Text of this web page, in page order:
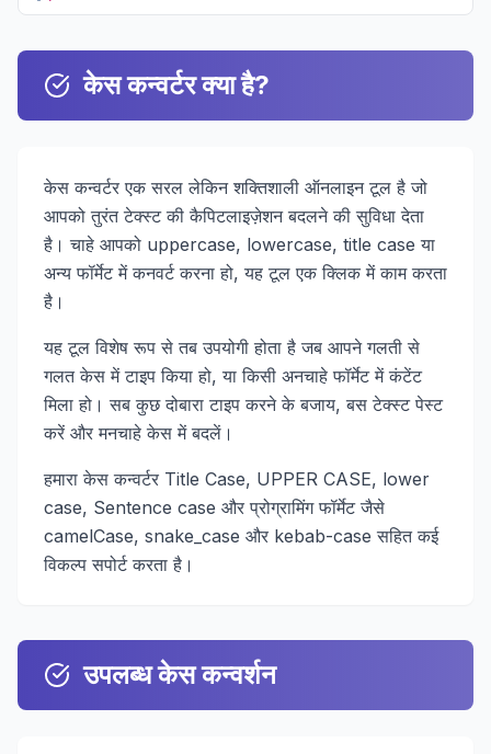
केस कन्वर्टर क्या है?
केस कन्वर्टर एक सरल लेकिन शक्तिशाली ऑनलाइन टूल है जो
आपको तुरंत टेक्स्ट की कैपिटलाइज़ेशन बदलने की सुविधा देता
है। चाहे आपको uppercase, lowercase, title case या
अन्य फॉर्मेट में कनवर्ट करना हो, यह टूल एक क्लिक में काम करता
है।
यह टूल विशेष रूप से तब उपयोगी होता है जब आपने गलती से
गलत केस में टाइप किया हो, या किसी अनचाहे फॉर्मेट में कंटेंट
मिला हो। सब कुछ दोबारा टाइप करने के बजाय, बस टेक्स्ट पेस्ट
करें और मनचाहे केस में बदलें।
हमारा केस कन्वर्टर Title Case, UPPER CASE, lower
case, Sentence case और प्रोग्रामिंग फॉर्मेट जैसे
camelCase, snake_case और kebab-case सहित कई
विकल्प सपोर्ट करता है।
उपलब्ध केस कन्वर्शन